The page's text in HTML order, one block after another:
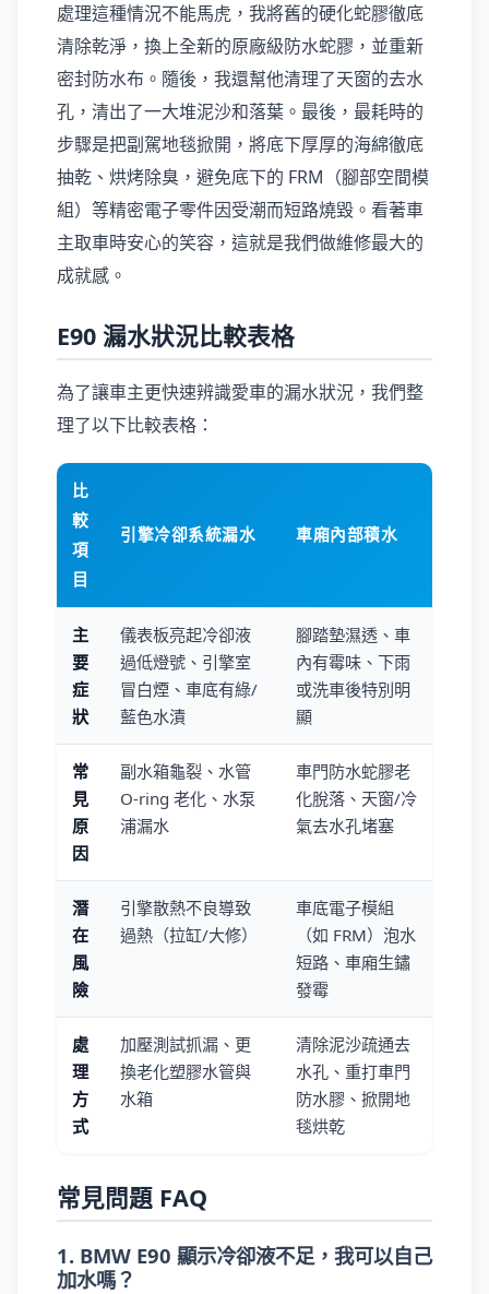
處理這種情況不能馬虎，我將舊的硬化蛇膠徹底
清除乾淨，換上全新的原廠級防水蛇膠，並重新
密封防水布。隨後，我還幫他清理了天窗的去水
孔，清出了一大堆泥沙和落葉。最後，最耗時的
步驟是把副駕地毯掀開，將底下厚厚的海綿徹底
抽乾、烘烤除臭，避免底下的 FRM（腳部空間模
組）等精密電子零件因受潮而短路燒毀。看著車
主取車時安心的笑容，這就是我們做維修最大的
成就感。
E90 漏水狀況比較表格
為了讓車主更快速辨識愛車的漏水狀況，我們整
理了以下比較表格：
比
較
項
目
引擎冷卻系統漏水 車廂內部積水
主
要
症
狀
儀表板亮起冷卻液
過低燈號、引擎室
冒白煙、車底有綠/
藍色水漬
腳踏墊濕透、車
內有霉味、下雨
或洗車後特別明
顯
常
見
原
因
副水箱龜裂、水管
O-ring 老化、水泵
浦漏水
車門防水蛇膠老
化脫落、天窗/冷
氣去水孔堵塞
潛
在
風
險
引擎散熱不良導致
過熱（拉缸/大修）
車底電子模組
（如 FRM）泡水
短路、車廂生鏽
發霉
處
理
方
式
加壓測試抓漏、更
換老化塑膠水管與
水箱
清除泥沙疏通去
水孔、重打車門
防水膠、掀開地
毯烘乾
常見問題 FAQ
1. BMW E90 顯示冷卻液不足，我可以自己
加水嗎？